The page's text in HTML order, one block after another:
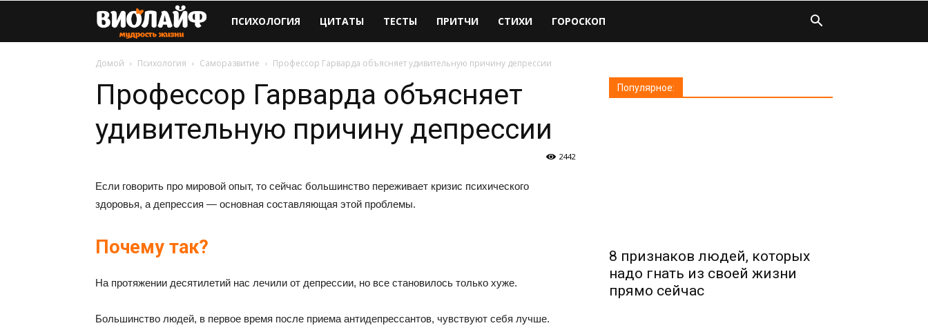
Виолайф
ПСИХОЛОГИЯ ЦИТАТЫ ТЕСТЫ ПРИТЧИ СТИХИ ГОРОСКОП
Домой Психология Саморазвитие Профессор Гарварда объясняет удивительную причину депрессии
Профессор Гарварда объясняет
удивительную причину депрессии
2442
Если говорить про мировой опыт, то сейчас большинство переживает кризис психического
здоровья, а депрессия — основная составляющая этой проблемы.
Почему так?
На протяжении десятилетий нас лечили от депрессии, но все становилось только хуже.
Большинство людей, в первое время после приема антидепрессантов, чувствуют себя лучше.
Популярное:
8 признаков людей, которых
надо гнать из своей жизни
прямо сейчас